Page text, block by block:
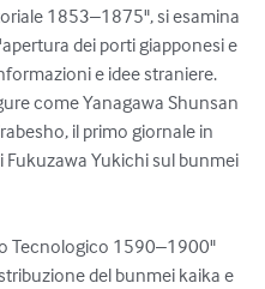
1853–1875", si esamina
dei porti giapponesi e
e idee straniere.
come Yanagawa Shunsan
il primo giornale in
Yukichi sul bunmei
Tecnologico 1590–1900"
del bunmei kaika e